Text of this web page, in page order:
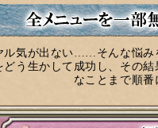
ル気が出ない……そんな悩
どう生かして成功し、その
なことまで順